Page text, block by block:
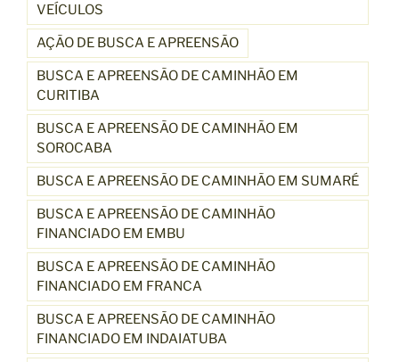
VEÍCULOS
AÇÃO DE BUSCA E APREENSÃO
BUSCA E APREENSÃO DE CAMINHÃO EM
CURITIBA
BUSCA E APREENSÃO DE CAMINHÃO EM
SOROCABA
BUSCA E APREENSÃO DE CAMINHÃO EM SUMARÉ
BUSCA E APREENSÃO DE CAMINHÃO
FINANCIADO EM EMBU
BUSCA E APREENSÃO DE CAMINHÃO
FINANCIADO EM FRANCA
BUSCA E APREENSÃO DE CAMINHÃO
FINANCIADO EM INDAIATUBA